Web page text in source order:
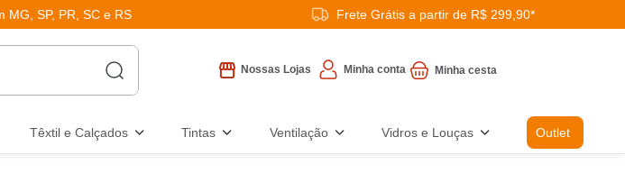
MG, SP, PR, SC e RS Frete Grátis a partir de R$ 299,90*
Nossas Lojas Minha conta
Têxtil e Calçados Tintas Ventilação Vidros e Louças Outlet